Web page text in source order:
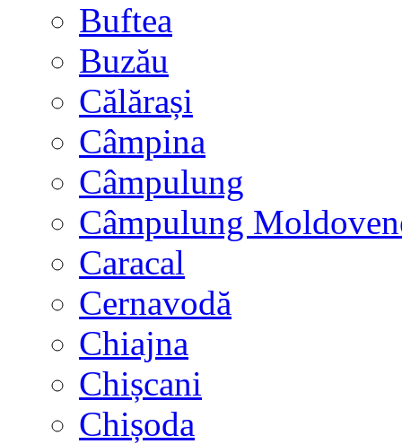
Buftea
Buzău
Călărași
Câmpina
Câmpulung
Câmpulung
Caracal
Cernavodă
Chiajna
Chișcani
Chișoda